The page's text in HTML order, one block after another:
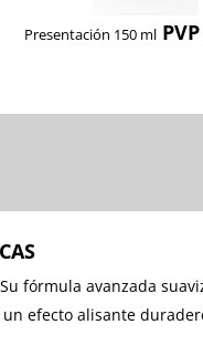
Presentación 150 ml
Su fórmula avanzada
efecto alisante